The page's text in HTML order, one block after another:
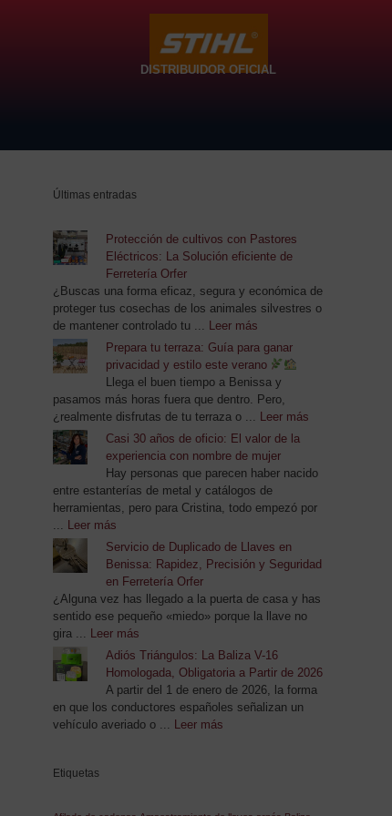
DISTRIBUIDOR OFICIAL
Últimas entradas
Protección de cultivos con Pastores
Eléctricos: La Solución eficiente de
Ferretería Orfer
¿Buscas una forma eficaz, segura y económica de
proteger tus cosechas de los animales silvestres o
de mantener controlado tu ... Leer más
Prepara tu terraza: Guía para ganar
privacidad y estilo este verano
Llega el buen tiempo a Benissa y
pasamos más horas fuera que dentro. Pero,
¿realmente disfrutas de tu terraza o ... Leer más
Casi 30 años de oficio: El valor de la
experiencia con nombre de mujer
Hay personas que parecen haber nacido
entre estanterías de metal y catálogos de
herramientas, pero para Cristina, todo empezó por
Leer más
Servicio de Duplicado de Llaves en
Benissa: Rapidez, Precisión y Seguridad
en Ferretería Orfer
¿Alguna vez has llegado a la puerta de casa y has
sentido ese pequeño «miedo» porque la llave no
gira ... Leer más
Adiós Triángulos: La Baliza V-16
Homologada, Obligatoria a Partir de 2026
A partir del 1 de enero de 2026, la forma
en que los conductores españoles señalizan un
vehículo averiado o ... Leer más
Etiquetas